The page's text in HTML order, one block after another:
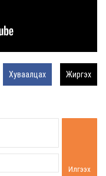
Хуваалцах Жиргэх
Илгээх